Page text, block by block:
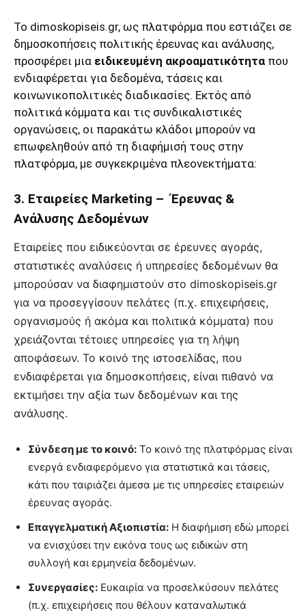
Το dimoskopiseis.gr, ως πλατφόρμα που εστιάζει σε
δημοσκοπήσεις πολιτικής έρευνας και ανάλυσης,
προσφέρει μια ειδικευμένη ακροαματικότητα που
ενδιαφέρεται για δεδομένα, τάσεις και
κοινωνικοπολιτικές διαδικασίες. Εκτός από
πολιτικά κόμματα και τις συνδικαλιστικές
οργανώσεις, οι παρακάτω κλάδοι μπορούν να
επωφεληθούν από τη διαφήμισή τους στην
πλατφόρμα, με συγκεκριμένα πλεονεκτήματα:
3. Εταιρείες Marketing – Έρευνας &
Ανάλυσης Δεδομένων
Εταιρείες που ειδικεύονται σε έρευνες αγοράς,
στατιστικές αναλύσεις ή υπηρεσίες δεδομένων θα
μπορούσαν να διαφημιστούν στο dimoskopiseis.gr
για να προσεγγίσουν πελάτες (π.χ. επιχειρήσεις,
οργανισμούς ή ακόμα και πολιτικά κόμματα) που
χρειάζονται τέτοιες υπηρεσίες για τη λήψη
αποφάσεων. Το κοινό της ιστοσελίδας, που
ενδιαφέρεται για δημοσκοπήσεις, είναι πιθανό να
εκτιμήσει την αξία των δεδομένων και της
ανάλυσης.
Σύνδεση με το κοινό: Το κοινό της πλατφόρμας είναι
ενεργά ενδιαφερόμενο για στατιστικά και τάσεις,
κάτι που ταιριάζει άμεσα με τις υπηρεσίες εταιρειών
έρευνας αγοράς.
Επαγγελματική Αξιοπιστία: Η διαφήμιση εδώ μπορεί
να ενισχύσει την εικόνα τους ως ειδικών στη
συλλογή και ερμηνεία δεδομένων.
Συνεργασίες: Ευκαιρία να προσελκύσουν πελάτες
(π.χ. επιχειρήσεις που θέλουν καταναλωτικά